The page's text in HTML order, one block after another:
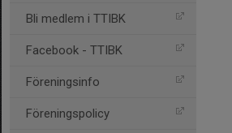
Bli medlem i TTIBK
Facebook - TTIBK
Föreningsinfo
Föreningspolicy